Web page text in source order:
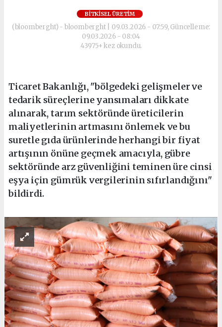
BITKISEL ÜRETIM
(bloomberght) - bloomberght | 09.03.2026 - 07:59, Güncelleme:
09.03.2026 - 08:04
43975+ kez okundu.
Ticaret Bakanlığı, "bölgedeki gelişmeler ve
tedarik süreçlerine yansımaları dikkate
alınarak, tarım sektöründe üreticilerin
maliyetlerinin artmasını önlemek ve bu
suretle gıda ürünlerinde herhangi bir fiyat
artışının önüne geçmek amacıyla, gübre
sektöründe arz güvenliğini teminen üre cinsi
eşya için gümrük vergilerinin sıfırlandığını"
bildirdi.